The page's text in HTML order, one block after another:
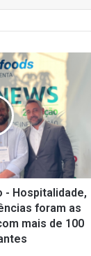
- Hospitalidade,
foram as
mais de 100